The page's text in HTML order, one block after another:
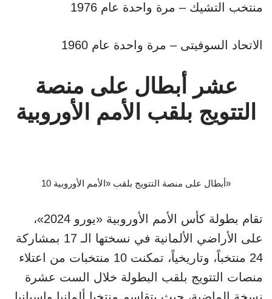
منتخب التشيك – مرة واحدة عام 1976
الاتحاد السوفيتى – مرة واحدة عام 1960
عشر أبطال على منصة
التتويج بلقب الأمم الأوروبية
10 أبطال على منصة التتويج بلقب «الأمم الأوروبية»
تقام بطولة كأس الأمم الأوروبية «يورو 2024»،
على الأراضي الألمانية في نسختها الـ 17 بمشاركة
24 منتخباً، وتاريخياً، تمكنت 10 منتخبات من اعتلاء
منصات التتويج بلقب البطولة خلال الست عشرة